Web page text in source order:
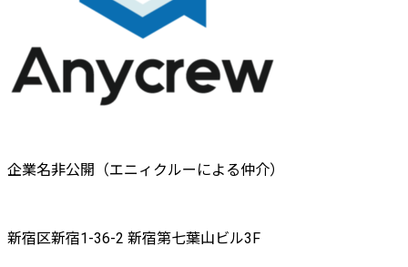
企業名非公開（エニィクルーによる仲介）
新宿区新宿1-36-2 新宿第七葉山ビル3F